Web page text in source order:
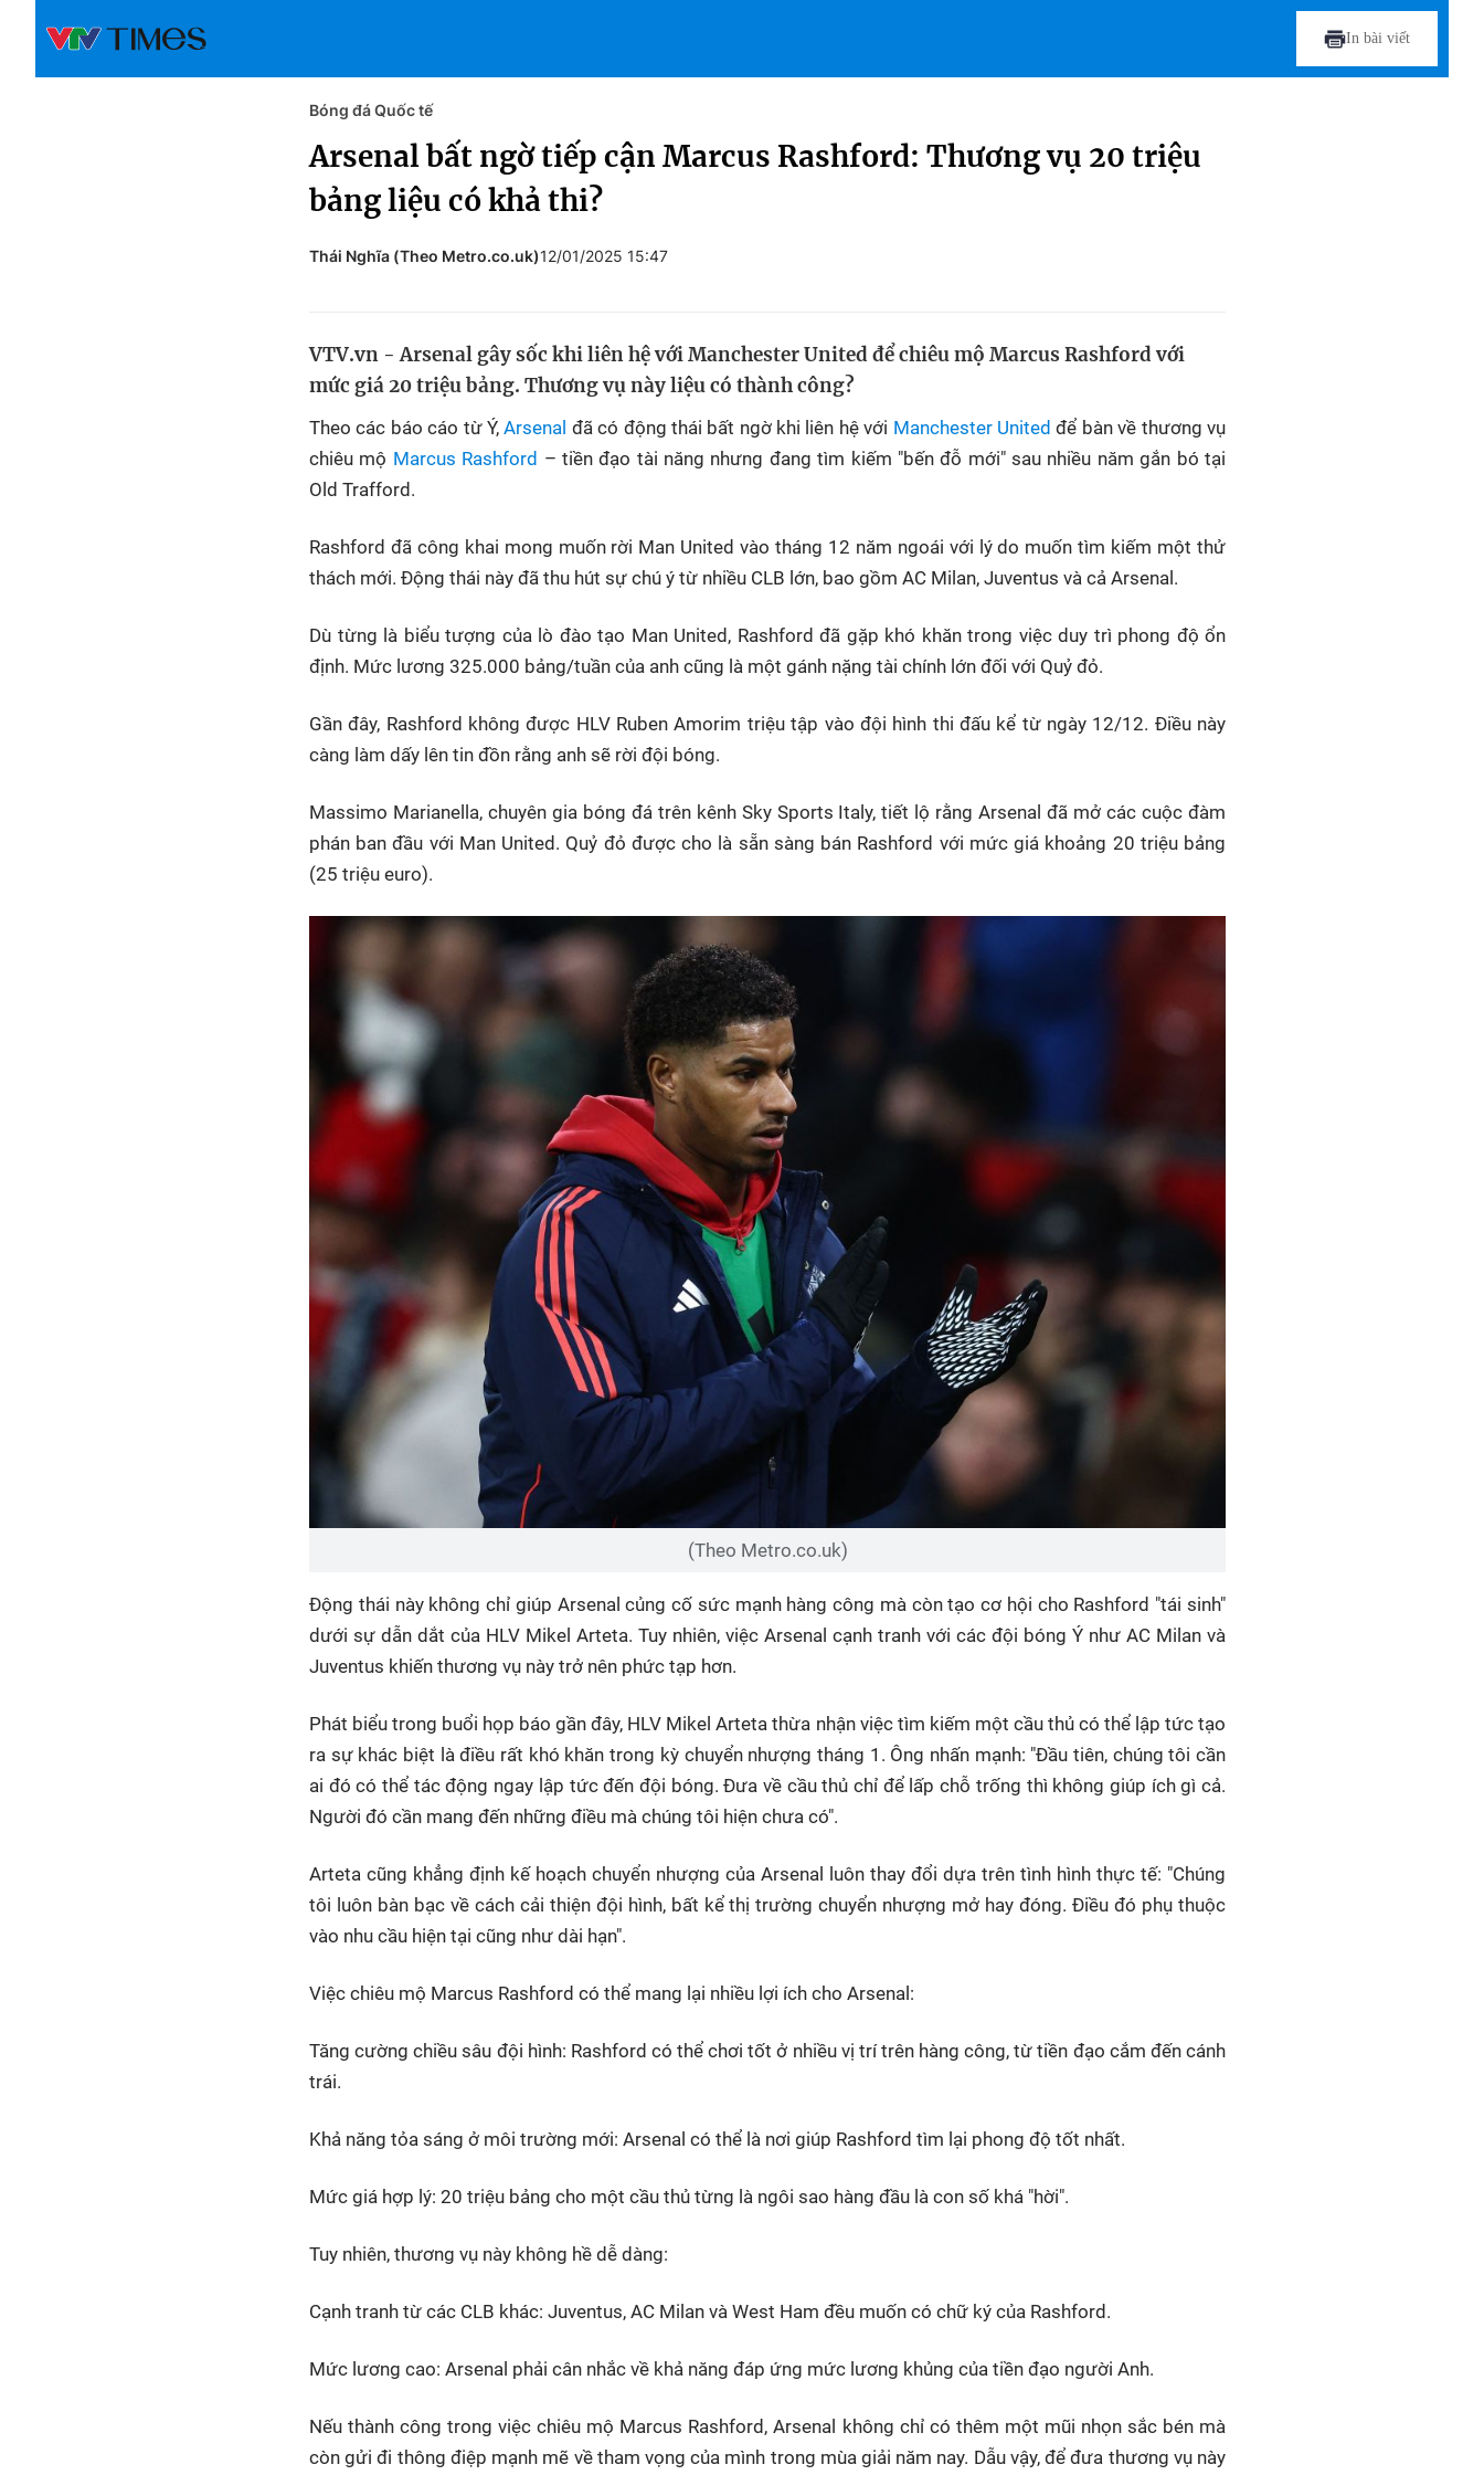
In bài viết
Bóng đá Quốc tế
Arsenal bất ngờ tiếp cận Marcus Rashford: Thương vụ 20 triệu
bảng liệu có khả thi?
Thái Nghĩa (Theo Metro.co.uk)12/01/2025 15:47
VTV.vn - Arsenal gây sốc khi liên hệ với Manchester United để chiêu mộ Marcus Rashford với
mức giá 20 triệu bảng. Thương vụ này liệu có thành công?
Theo các báo cáo từ Ý,Arsenal đã có động thái bất ngờ khi liên hệ với Manchester United để bàn về thương vụ
chiêu mộ Marcus Rashford – tiền đạo tài năng nhưng đang tìm kiếm "bến đỗ mới" sau nhiều năm gắn bó tại
Old Trafford.
Rashford đã công khai mong muốn rời Man United vào tháng 12 năm ngoái với lý do muốn tìm kiếm một thử
thách mới. Động thái này đã thu hút sự chú ý từ nhiều CLB lớn, bao gồm AC Milan, Juventus và cả Arsenal.
Dù từng là biểu tượng của lò đào tạo Man United, Rashford đã gặp khó khăn trong việc duy trì phong độ ổn
định. Mức lương 325.000 bảng/tuần của anh cũng là một gánh nặng tài chính lớn đối với Quỷ đỏ.
Gần đây, Rashford không được HLV Ruben Amorim triệu tập vào đội hình thi đấu kể từ ngày 12/12. Điều này
càng làm dấy lên tin đồn rằng anh sẽ rời đội bóng.
Massimo Marianella, chuyên gia bóng đá trên kênh Sky Sports Italy, tiết lộ rằng Arsenal đã mở các cuộc đàm
phán ban đầu với Man United. Quỷ đỏ được cho là sẵn sàng bán Rashford với mức giá khoảng 20 triệu bảng
(25 triệu euro).
(Theo Metro.co.uk)
Động thái này không chỉ giúp Arsenal củng cố sức mạnh hàng công mà còn tạo cơ hội cho Rashford "tái sinh"
dưới sự dẫn dắt của HLV Mikel Arteta. Tuy nhiên, việc Arsenal cạnh tranh với các đội bóng Ý như AC Milan và
Juventus khiến thương vụ này trở nên phức tạp hơn.
Phát biểu trong buổi họp báo gần đây, HLV Mikel Arteta thừa nhận việc tìm kiếm một cầu thủ có thể lập tức tạo
ra sự khác biệt là điều rất khó khăn trong kỳ chuyển nhượng tháng 1. Ông nhấn mạnh: "Đầu tiên, chúng tôi cần
ai đó có thể tác động ngay lập tức đến đội bóng. Đưa về cầu thủ chỉ để lấp chỗ trống thì không giúp ích gì cả.
Người đó cần mang đến những điều mà chúng tôi hiện chưa có".
Arteta cũng khẳng định kế hoạch chuyển nhượng của Arsenal luôn thay đổi dựa trên tình hình thực tế: "Chúng
tôi luôn bàn bạc về cách cải thiện đội hình, bất kể thị trường chuyển nhượng mở hay đóng. Điều đó phụ thuộc
vào nhu cầu hiện tại cũng như dài hạn".
Việc chiêu mộ Marcus Rashford có thể mang lại nhiều lợi ích cho Arsenal:
Tăng cường chiều sâu đội hình: Rashford có thể chơi tốt ở nhiều vị trí trên hàng công, từ tiền đạo cắm đến cánh
trái.
Khả năng tỏa sáng ở môi trường mới: Arsenal có thể là nơi giúp Rashford tìm lại phong độ tốt nhất.
Mức giá hợp lý: 20 triệu bảng cho một cầu thủ từng là ngôi sao hàng đầu là con số khá "hời".
Tuy nhiên, thương vụ này không hề dễ dàng:
Cạnh tranh từ các CLB khác: Juventus, AC Milan và West Ham đều muốn có chữ ký của Rashford.
Mức lương cao: Arsenal phải cân nhắc về khả năng đáp ứng mức lương khủng của tiền đạo người Anh.
Nếu thành công trong việc chiêu mộ Marcus Rashford, Arsenal không chỉ có thêm một mũi nhọn sắc bén mà
còn gửi đi thông điệp mạnh mẽ về tham vọng của mình trong mùa giải năm nay. Dẫu vậy, để đưa thương vụ này